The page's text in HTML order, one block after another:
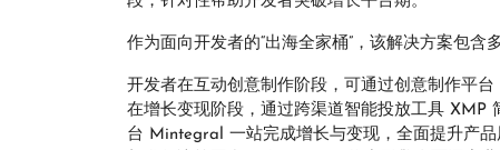
作为面向开发者的“出海全家桶”，该解决方案包含
开发者在互动创意制作阶段，可通过创意制作平
在增长变现阶段，通过跨渠道智能投放工具 XMP
台 Mintegral 一站完成增长与变现，全面提升产